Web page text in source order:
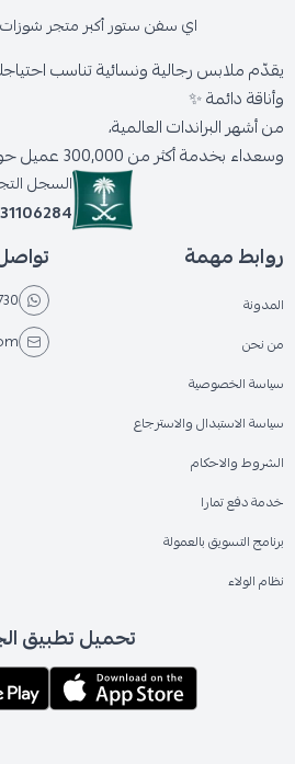
اي سفن ستور أكبر متجر
يقدّم ملابس رجالية ونسائية تناسب
وأناقة دائمة ✨
من أشهر البراندات العالمية،
وسعداء بخدمة أكثر من 300,000 عميل حول المملكة.
السجل
روابط مهمة
المدونة
من نحن
سياسة الخصوصية
سياسة الاستبدال والاسترجاع
الشروط والاحكام
خدمة دفع تمارا
برنامج التسويق بالعمولة
نظام الولاء
تحميل تطبيق